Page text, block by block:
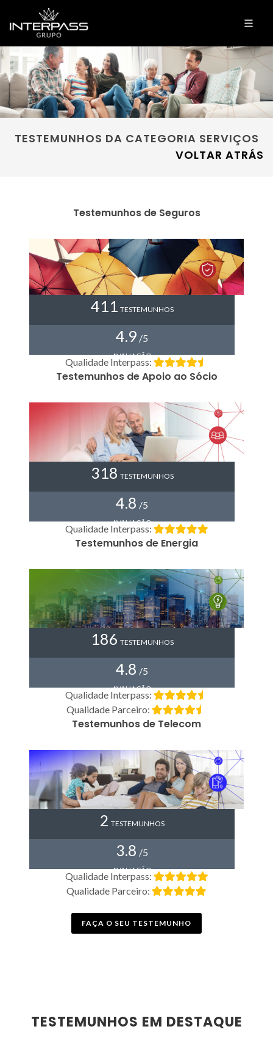
TESTEMUNHOS DA CATEGORIA SERVIÇOS
VOLTAR ATRÁS
Testemunhos de Seguros
411 TESTEMUNHOS
4.9 /5
AVALIAÇÃO
Qualidade Interpass:
Testemunhos de Apoio ao Sócio
318 TESTEMUNHOS
4.8 /5
AVALIAÇÃO
Qualidade Interpass:
Testemunhos de Energia
186 TESTEMUNHOS
4.8 /5
AVALIAÇÃO
Qualidade Interpass:
Qualidade Parceiro:
Testemunhos de Telecom
2 TESTEMUNHOS
3.8 /5
AVALIAÇÃO
Qualidade Interpass:
Qualidade Parceiro:
FAÇA O SEU TESTEMUNHO
TESTEMUNHOS EM DESTAQUE